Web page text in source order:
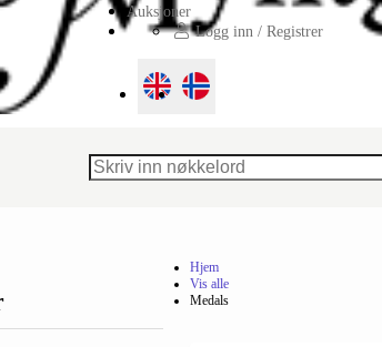
Auksjoner
Logg inn / Registrer
Hjem
Vis alle
Medals